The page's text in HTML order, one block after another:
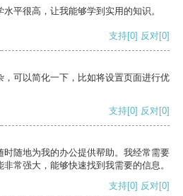
平很高，让我能够学到实用的知识。
支持[0] 反对[0]
可以简化一下，比如将设置页面进行优
支持[0] 反对[0]
随地为我的办公提供帮助。我经常需要
常强大，能够快速找到我需要的信息。
支持[0] 反对[0]